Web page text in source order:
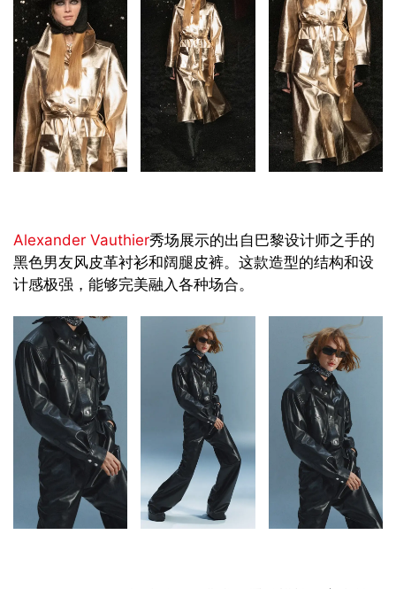
Alexander Vauthier秀场展示的出自巴黎设计师之手的
黑色男友风皮革衬衫和阔腿皮裤。这款造型的结构和设
计感极强，能够完美融入各种场合。